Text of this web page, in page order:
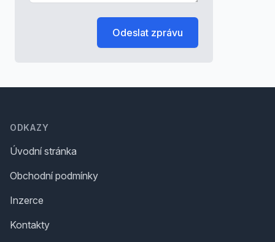
Odeslat zprávu
ODKAZY
Úvodní stránka
Obchodní podmínky
Inzerce
Kontakty